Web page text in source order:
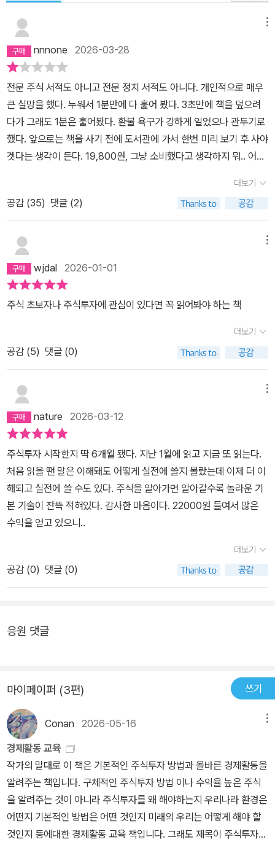
nnnone 2026-03-28
전문 주식 서적도 아니고 전문 정치 서적도 아니다. 개인적으로 매우
큰 실망을 했다. 누워서 1분만에 다 훑어 봤다. 3초만에 책을 덮으려
다가 그래도 1분은 훑어봤다. 환불 욕구가 강하게 일었으나 관두기로
했다. 앞으로는 책을 사기 전에 도서관에 가서 한번 미리 보기 후 사야
겟다는 생각이 든다. 19,800원, 그냥 소비했다고 생각하지 뭐.. 어느
서 저자에 대해서도 거의 제대로 된 정보가 제공되지 않는 것 같다. 여
러모로 아쉬운 책인 것 같다.
더보기
공감 (35) 댓글 (2)
wjdal 2026-01-01
주식 초보자나 주식투자에 관심이 있다면 꼭 읽어봐야 하는 책
더보기
공감 (5) 댓글 (0)
nature 2026-03-12
주식투자 시작한지 딱 6개월 됐다. 지난 1월에 읽고 지금 또 읽는다.
처음 읽을 땐 말은 이해돼도 어떻게 실전에 쓸지 몰랐는데 이제 더 이
해되고 실전에 쓸 수도 있다. 주식을 알아가면 알아갈수록 놀라운 기
본 기술이 잔뜩 적혀있다. 감사한 마음이다. 22000원 들여서 많은
수익을 얻고 있으니..
더보기
공감 (0) 댓글 (0)
응원 댓글
마이페이퍼 (3편) 쓰기
Conan 2026-05-16
경제활동 교육
작가의 말대로 이 책은 기본적인 주식투자 방법과 올바른 경제활동을
알려주는 책입니다. 구체적인 주식투자 방법 이나 수익율 높은 주식
을 알려주는 것이 아니라 주식투자를 왜 해야하는지 우리나라 환경은
어떤지 기본적인 방법은 어떤 것인지 미래의 우리는 어떻게 해야 할
것인지 등에대한 경제활동 교육 책입니다. 그래도 제목이 주식투자